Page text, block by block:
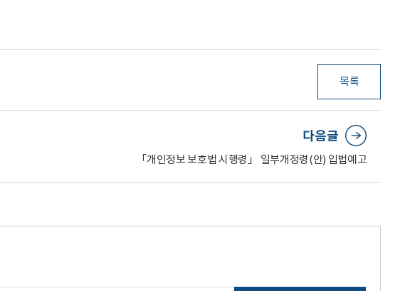
목록
다음글
「개인정보 보호법 시행령」 일부개정령(안) 입법예고